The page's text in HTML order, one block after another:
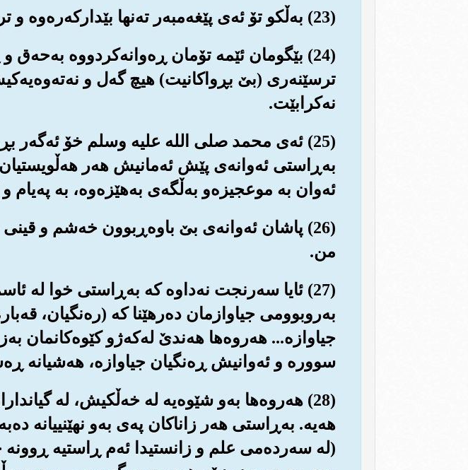
(23) به‌ڵکو تۆ ئه‌ی پێغه‌مبه‌ر ته‌نها بێدارکه‌ره‌وه و ترسێنه‌ریت و به‌س.
(24) بێگومان ئێمه تۆمان ڕه‌وانه‌کردووه
ترسێنه‌ری (بێ بڕواکانیت) هیچ گه‌ل و
نه‌کرابێت.
(25) ئه‌ی محمد صلی الله علیه وسلم خۆ ئه‌گه‌ر
به‌ڕاستی ئه‌وانه‌ی پێش ئه‌مانیش هه‌ر هه‌ڵویستیان
ئه‌وان به موعجیزه‌و به‌ڵگه‌ی به‌هێزه‌وه‌، به په‌یام
(26) پاشان ئه‌وانه‌ی بێ باوه‌ڕبوون خه‌شم و
من.
(27) ئایا سه‌رنجت نه‌داوه که به‌ڕاستی خوا له
به‌روبوومی جیاوازمان ده‌رهێنا که (ره‌نگیان،
جیاوازه‌... هه‌روه‌ها هه‌ندێ له‌که‌ژو کێوه‌کانمان
سووره و ئه‌وانیش ڕه‌نگیان جیاوازه‌، هه‌شیانه
(28) هه‌روه‌ها به‌و شێوه‌یه له خه‌ڵکیش، له
هه‌یه‌. به‌ڕاستی هه‌ر زاناکان په‌ی به‌و نهێنییانه
(له سه‌رده‌می علم و زانستیدا ئه‌م ڕاستیه ڕوونه